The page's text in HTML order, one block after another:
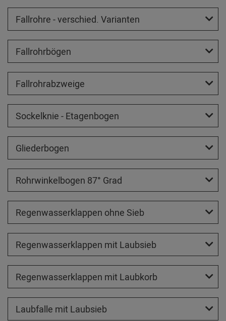
Fallrohre - verschied. Varianten
Fallrohrbögen
Fallrohrabzweige
Sockelknie - Etagenbogen
Gliederbogen
Rohrwinkelbogen 87° Grad
Regenwasserklappen ohne Sieb
Regenwasserklappen mit Laubsieb
Regenwasserklappen mit Laubkorb
Laubfalle mit Laubsieb